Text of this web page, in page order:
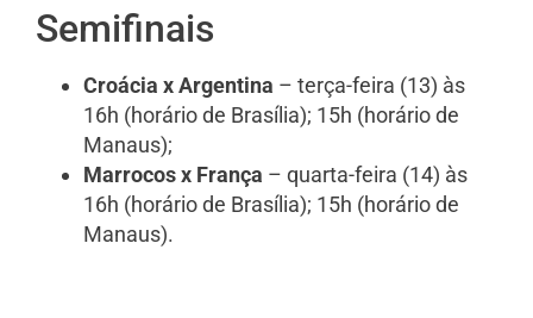
Semifinais
Croácia x Argentina – terça-feira (13) às
16h (horário de Brasília); 15h (horário de
Manaus);
Marrocos x França – quarta-feira (14) às
16h (horário de Brasília); 15h (horário de
Manaus).